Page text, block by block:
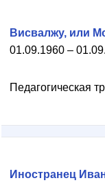
01.09.1960 –
Висвалжу, или
Педагогическая
Иностранец